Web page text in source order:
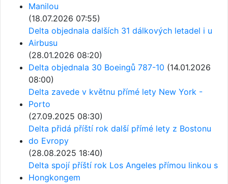
Manilou
(18.07.2026 07:55)
Delta objednala dalších 31 dálkových letadel i u
Airbusu
(28.01.2026 08:20)
Delta objednala 30 Boeingů 787-10 (14.01.2026
08:00)
Delta zavede v květnu přímé lety New York -
Porto
(27.09.2025 08:30)
Delta přidá příští rok další přímé lety z Bostonu
do Evropy
(28.08.2025 18:40)
Delta spojí příští rok Los Angeles přímou linkou s
Hongkongem